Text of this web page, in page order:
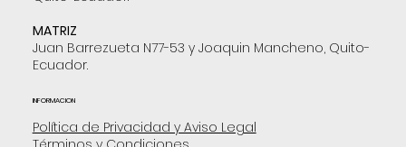
MATRIZ
Juan Barrezueta N77-53 y Joaquin Mancheno, Quito-
Ecuador.
INFORMACION
Política de Privacidad y Aviso Legal